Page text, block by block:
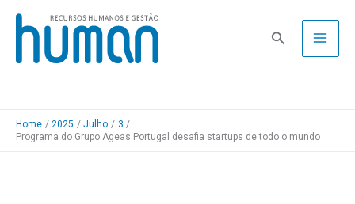
Skip
content
Pesquisa
Home 2025 Julho
3
Programa do Grupo Ageas Portugal desafia startups de todo o mundo